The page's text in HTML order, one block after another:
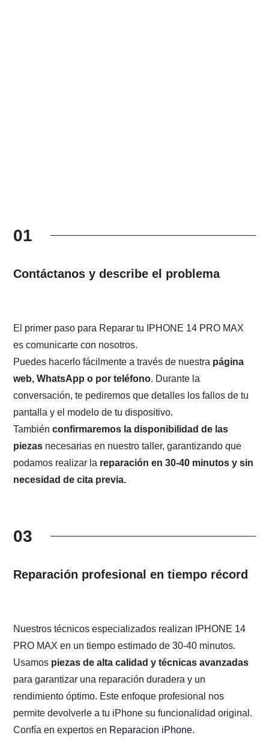
01
Contáctanos y describe el problema
El primer paso para Reparar tu IPHONE 14 PRO MAX
es comunicarte con nosotros.
Puedes hacerlo fácilmente a través de nuestra página
web, WhatsApp o por teléfono. Durante la
conversación, te pediremos que detalles los fallos de tu
pantalla y el modelo de tu dispositivo.
Tambiénconfirmaremos la disponibilidad de las
piezas necesarias en nuestro taller, garantizando que
podamos realizar la reparación en 30-40 minutos y sin
necesidad de cita previa.
03
Reparación profesional en tiempo récord
Nuestros técnicos especializados realizan IPHONE 14
PRO MAX en un tiempo estimado de 30-40 minutos.
Usamos piezas de alta calidad y técnicas avanzadas
para garantizar una reparación duradera y un
rendimiento óptimo. Este enfoque profesional nos
permite devolverle a tu iPhone su funcionalidad original.
Confía en expertos en Reparacion iPhone.